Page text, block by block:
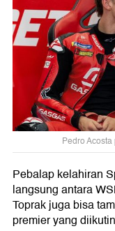
Pedro
Pebalap kelahiran
langsung antara
Toprak juga bisa
premier yang